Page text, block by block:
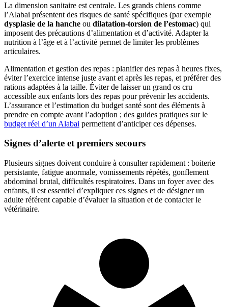
La dimension sanitaire est centrale. Les grands chiens comme
l’Alabai présentent des risques de santé spécifiques (par exemple
dysplasie de la hanche ou dilatation-torsion de l’estomac) qui
imposent des précautions d’alimentation et d’activité. Adapter la
nutrition à l’âge et à l’activité permet de limiter les problèmes
articulaires.
Alimentation et gestion des repas : planifier des repas à heures fixes,
éviter l’exercice intense juste avant et après les repas, et préférer des
rations adaptées à la taille. Éviter de laisser un grand os cru
accessible aux enfants lors des repas pour prévenir les accidents.
L’assurance et l’estimation du budget santé sont des éléments à
prendre en compte avant l’adoption ; des guides pratiques sur le
budget réel d’un Alabai permettent d’anticiper ces dépenses.
Signes d’alerte et premiers secours
Plusieurs signes doivent conduire à consulter rapidement : boiterie
persistante, fatigue anormale, vomissements répétés, gonflement
abdominal brutal, difficultés respiratoires. Dans un foyer avec des
enfants, il est essentiel d’expliquer ces signes et de désigner un
adulte référent capable d’évaluer la situation et de contacter le
vétérinaire.